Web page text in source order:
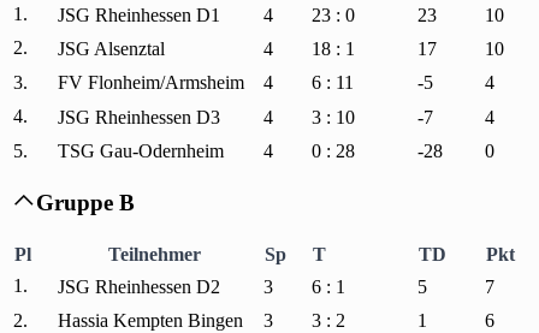
1.
JSG Rheinhessen D1 4 23 : 0 23
10
2.
JSG Alsenztal 4 18 : 1 17
10
3.
FV Flonheim/Armsheim 4 6 : 11 -5
4
4.
JSG Rheinhessen D3 4 3 : 10 -7
4
5.
TSG Gau-Odernheim 4 0 : 28 -28 0
 Gruppe B
Pl Teilnehmer Sp T TD
Pkt
1.
JSG Rheinhessen D2 3 6 : 1 5
7
2.
Hassia Kempten Bingen 3 3 : 2 1
6